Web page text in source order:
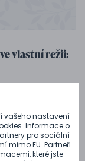
vlastní režii:
vybaveno
času dá na
vašeho nastavení
Informace o
pro sociální
mimo EU. Partneři
které jste